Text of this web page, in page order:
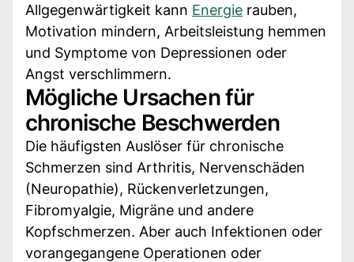
Allgegenwärtigkeit kann Energie rauben,
Motivation mindern, Arbeitsleistung hemmen
und Symptome von Depressionen oder
Angst verschlimmern.
Mögliche Ursachen für
chronische Beschwerden
Die häufigsten Auslöser für chronische
Schmerzen sind Arthritis, Nervenschäden
(Neuropathie), Rückenverletzungen,
Fibromyalgie, Migräne und andere
Kopfschmerzen. Aber auch Infektionen oder
vorangegangene Operationen oder